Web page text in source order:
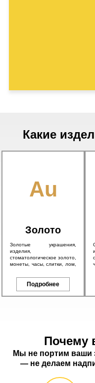
Какие
Au
Золото
Золотые украшения,
изделия,
стоматологическое золото,
монеты, часы, слитки, лом,
золото 56 пробы и
брендовые изделия.
Подробнее
Почему
Мы не портим ваши
— не делаем